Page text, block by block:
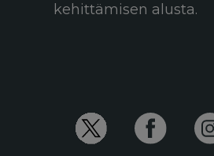
kehittämisen alusta.